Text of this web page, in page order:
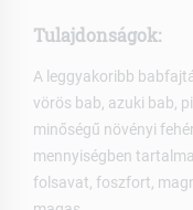
Tulajdonságok:
A leggyakoribb
vörös bab, azuki bab,
minőségű növényi
mennyiségben
folsavat, foszfort,